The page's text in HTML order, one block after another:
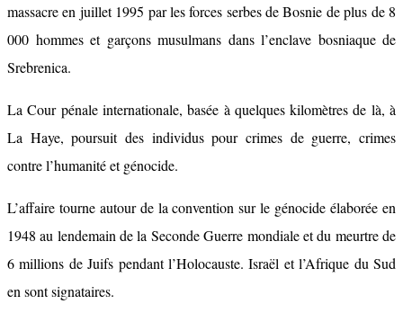
massacre en juillet 1995 par les forces serbes de Bosnie de plus de 8
000 hommes et garçons musulmans dans l’enclave bosniaque de
Srebrenica.
La Cour pénale internationale, basée à quelques kilomètres de là, à
La Haye, poursuit des individus pour crimes de guerre, crimes
contre l’humanité et génocide.
L’affaire tourne autour de la convention sur le génocide élaborée en
1948 au lendemain de la Seconde Guerre mondiale et du meurtre de
6 millions de Juifs pendant l’Holocauste. Israël et l’Afrique du Sud
en sont signataires.